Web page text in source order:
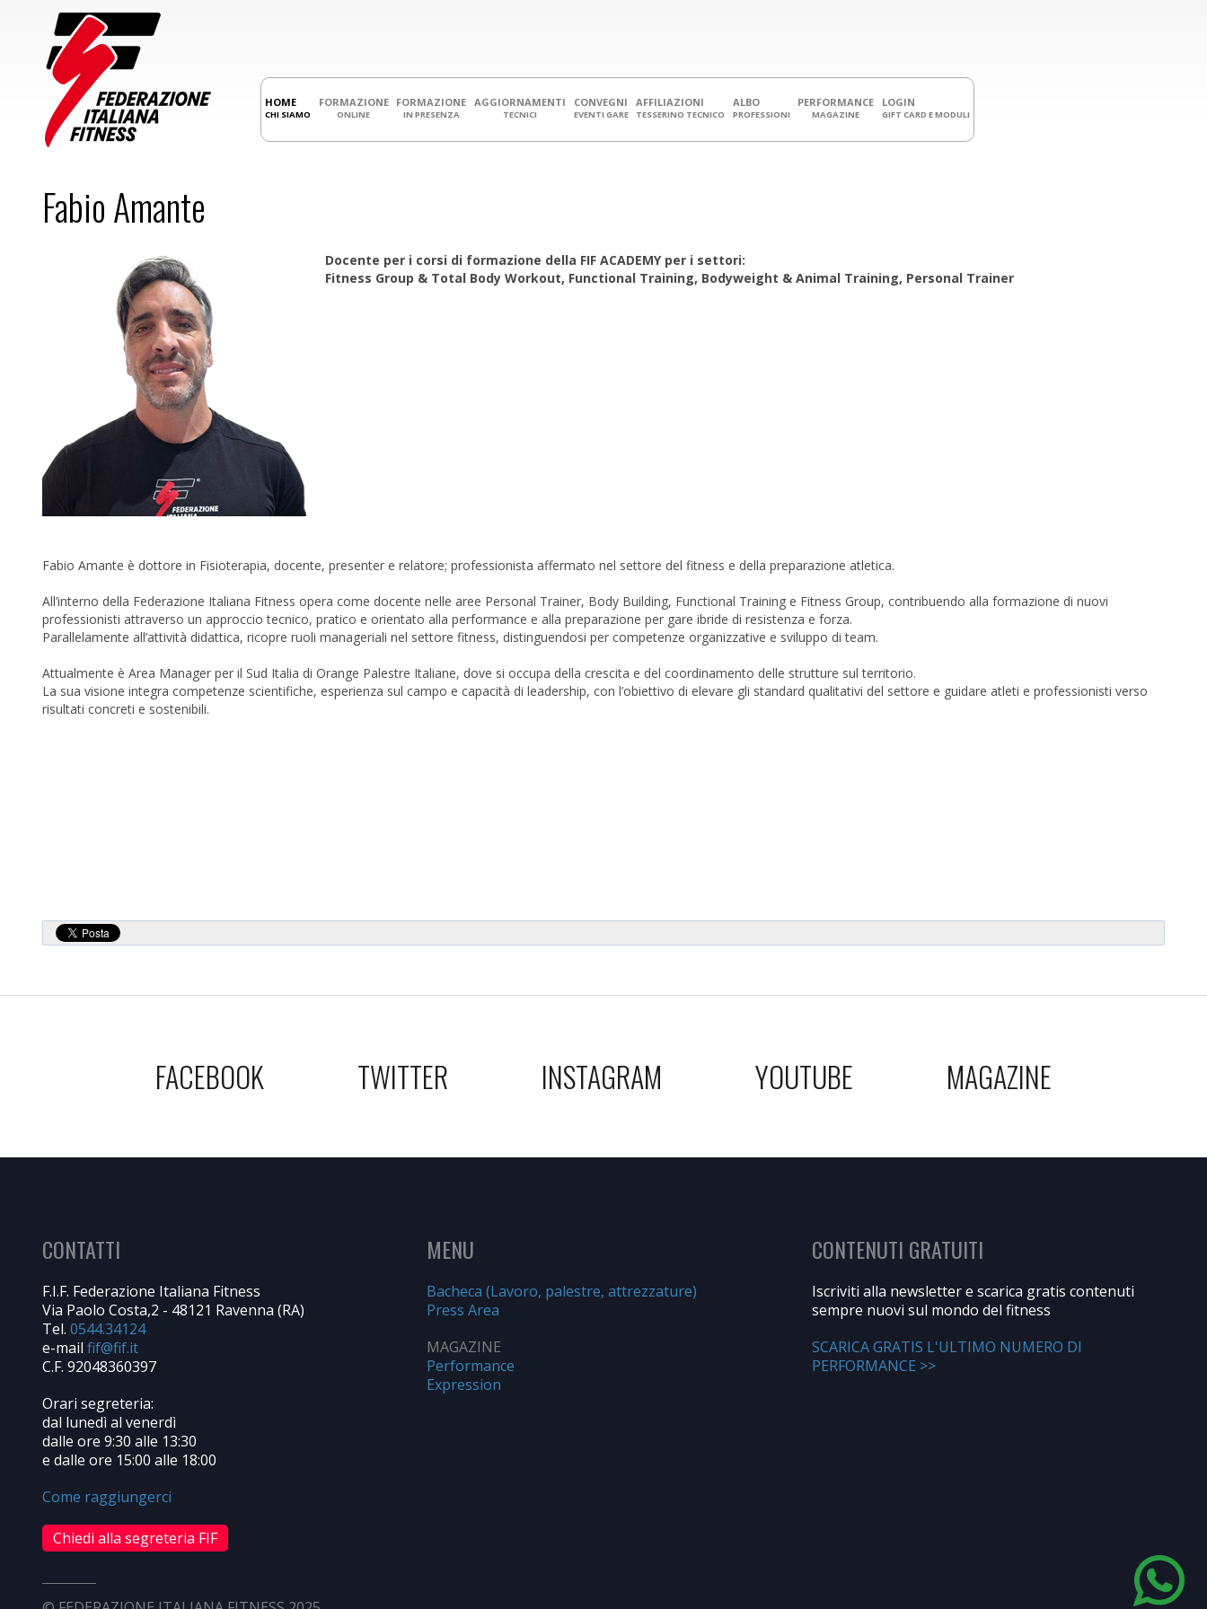
HOME
CHI SIAMO
FORMAZIONE
ONLINE
FORMAZIONE
IN PRESENZA
AGGIORNAMENTI
TECNICI
CONVEGNI
EVENTI GARE
AFFILIAZIONI
TESSERINO TECNICO
ALBO
PROFESSIONI
PERFORMANCE
MAGAZINE
LOGIN
GIFT CARD E MODULI
Fabio Amante
Docente per i corsi di formazione della FIF ACADEMY per i settori:
Fitness Group & Total Body Workout, Functional Training, Bodyweight & Animal Training, Personal Trainer
Fabio Amante è dottore in Fisioterapia, docente, presenter e relatore; professionista affermato nel settore del fitness e della preparazione atletica.
All’interno della Federazione Italiana Fitness opera come docente nelle aree Personal Trainer, Body Building, Functional Training e Fitness Group, contribuendo alla formazione di nuovi
professionisti attraverso un approccio tecnico, pratico e orientato alla performance e alla preparazione per gare ibride di resistenza e forza.
Parallelamente all’attività didattica, ricopre ruoli manageriali nel settore fitness, distinguendosi per competenze organizzative e sviluppo di team.
Attualmente è Area Manager per il Sud Italia di Orange Palestre Italiane, dove si occupa della crescita e del coordinamento delle strutture sul territorio.
La sua visione integra competenze scientifiche, esperienza sul campo e capacità di leadership, con l’obiettivo di elevare gli standard qualitativi del settore e guidare atleti e professionisti verso
risultati concreti e sostenibili.
FACEBOOK TWITTER INSTAGRAM YOUTUBE MAGAZINE
CONTATTI
F.I.F. Federazione Italiana Fitness
Via Paolo Costa,2 - 48121 Ravenna (RA)
Tel. 0544.34124
e-mail
C.F. 92048360397
Orari segreteria:
dal lunedì al venerdì
dalle ore 9:30 alle 13:30
e dalle ore 15:00 alle 18:00
Come raggiungerci
Chiedi alla segreteria FIF
MENU
Bacheca (Lavoro, palestre, attrezzature)
Press Area
MAGAZINE
Performance
Expression
CONTENUTI GRATUITI
Iscriviti alla newsletter e scarica gratis contenuti
sempre nuovi sul mondo del fitness
SCARICA GRATIS L'ULTIMO NUMERO DI
PERFORMANCE >>